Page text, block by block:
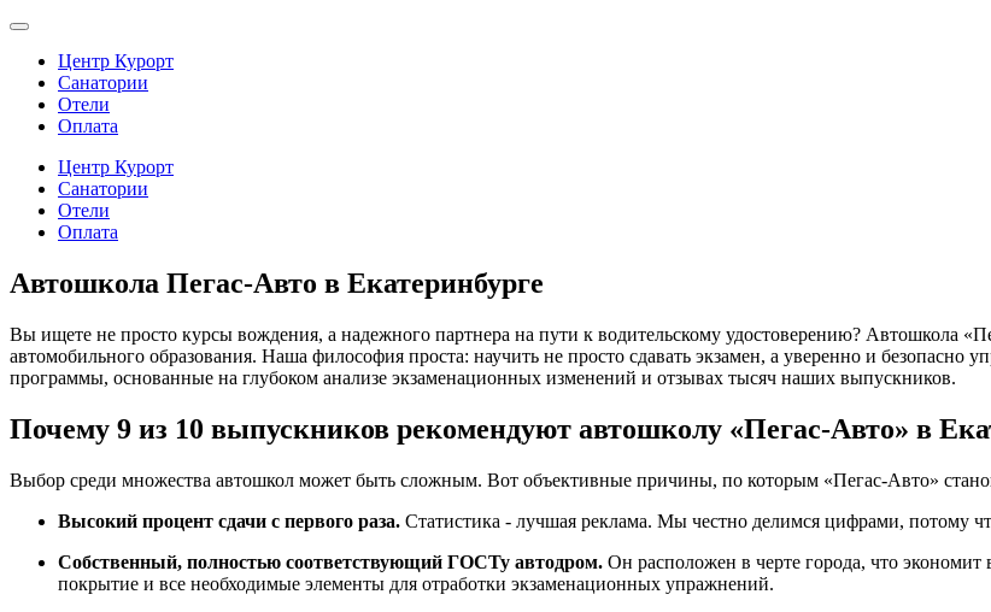
Центр Курорт
Санатории
Отели
Оплата
Центр Курорт
Санатории
Отели
Оплата
Автошкола Пегас-Авто в Екатеринбурге
Вы ищете не просто курсы вождения, а надежного партнера на пути к водительскому удостоверению? Автошкола
автомобильного образования. Наша философия проста: научить не просто сдавать экзамен, а уверенно и безопасно
программы, основанные на глубоком анализе экзаменационных изменений и отзывах тысяч наших выпускников.
Почему 9 из 10 выпускников рекомендуют автошколу «Пегас-Авто» в
Выбор среди множества автошкол может быть сложным. Вот объективные причины, по которым «Пегас-Авто»
Высокий процент сдачи с первого раза. Статистика - лучшая реклама. Мы честно делимся цифрами, потому
Собственный, полностью соответствующий ГОСТу автодром. Он расположен в черте города, что
покрытие и все необходимые элементы для отработки экзаменационных упражнений.